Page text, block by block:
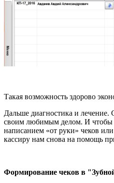
Такая возможность здорово
Дальше диагностика и
своим любимым делом. И чтобы
написанием «от руки» чеков
кассиру нам снова на помощь
Формирование чеков в